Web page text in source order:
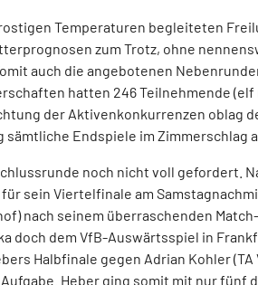
Temperaturen begleiteten
zum Trotz, ohne
auch die angebotenen
hatten 246 Teilnehmende (elf
der Aktivenkonkurrenzen oblag
sämtliche Endspiele im Zimmerschlag
noch nicht voll gefordert.
sein Viertelfinale am
nach seinem überraschenden
doch dem VfB-Auswärtsspiel in
Halbfinale gegen Adrian Kohler
Heber ging somit mit nur fünf